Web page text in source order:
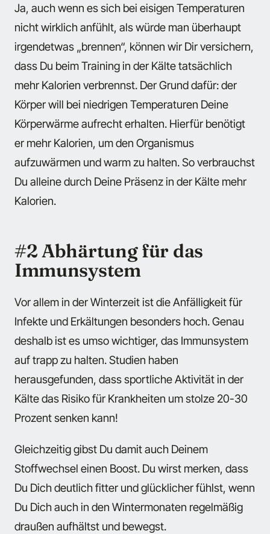
Ja, auch wenn es sich bei eisigen Temperaturen
nicht wirklich anfühlt, als würde man überhaupt
irgendetwas „brennen“, können wir Dir versichern,
dass Du beim Training in der Kälte tatsächlich
mehr Kalorien verbrennst. Der Grund dafür: der
Körper will bei niedrigen Temperaturen Deine
Körperwärme aufrecht erhalten. Hierfür benötigt
er mehr Kalorien, um den Organismus
aufzuwärmen und warm zu halten. So verbrauchst
Du alleine durch Deine Präsenz in der Kälte mehr
Kalorien.
#2 Abhärtung für das
Immunsystem
Vor allem in der Winterzeit ist die Anfälligkeit für
Infekte und Erkältungen besonders hoch. Genau
deshalb ist es umso wichtiger, das Immunsystem
auf trapp zu halten. Studien haben
herausgefunden, dass sportliche Aktivität in der
Kälte das Risiko für Krankheiten um stolze 20-30
Prozent senken kann!
Gleichzeitig gibst Du damit auch Deinem
Stoffwechsel einen Boost. Du wirst merken, dass
Du Dich deutlich fitter und glücklicher fühlst, wenn
Du Dich auch in den Wintermonaten regelmäßig
draußen aufhältst und bewegst.